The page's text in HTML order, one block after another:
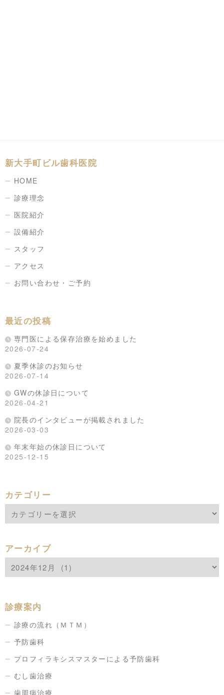
新大手町ビル歯科医院
HOME
診療理念
医院紹介
設備紹介
スタッフ
アクセス
お問い合わせ・ご予約
最近の投稿
専門医による保存治療を始めました
2026-07-24
夏季休診のお知らせ
2026-07-14
GWの休診日について
2026-04-21
院長のインタビューが掲載されました
2026-03-03
年末年始の休診日について
2025-12-15
カテゴリー
アーカイブ
診療案内
診療の流れ（ＭＴＭ）
予防歯科
プロフィラキシスマスターによる予防歯科
むし歯治療
歯周病治療